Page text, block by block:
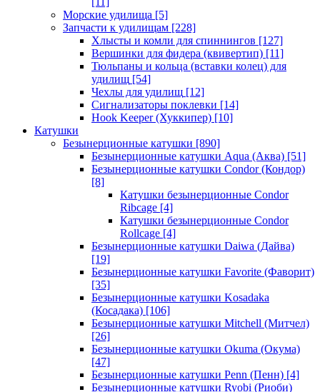
Морские удилища [5]
Запчасти к удилищам [228]
Хлысты и комли для спиннингов [127]
Вершинки для фидера (квивертип) [11]
Тюльпаны и кольца (вставки колец) для
удилищ [54]
Чехлы для удилищ [12]
Сигнализаторы поклевки [14]
Hook Keeper (Хуккипер) [10]
Катушки
Безынерционные катушки [890]
Безынерционные катушки Aqua (Аква) [51]
Безынерционные катушки Condor (Кондор)
[8]
Катушки безынерционные Condor
Ribcage [4]
Катушки безынерционные Condor
Rollcage [4]
Безынерционные катушки Daiwa (Дайва)
[19]
Безынерционные катушки Favorite (Фаворит)
[35]
Безынерционные катушки Kosadaka
(Косадака) [106]
Безынерционные катушки Mitchell (Митчел)
[26]
Безынерционные катушки Okuma (Окума)
[47]
Безынерционные катушки Penn (Пенн) [4]
Безынерционные катушки Ryobi (Риоби)